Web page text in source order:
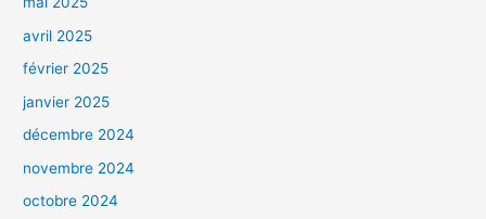
avril 2025
février 2025
janvier 2025
décembre 2024
novembre 2024
octobre 2024